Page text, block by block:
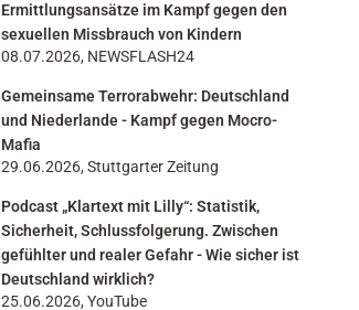
Ermittlungsansätze im Kampf gegen den
sexuellen Missbrauch von Kindern
08.07.2026, NEWSFLASH24
Gemeinsame Terrorabwehr: Deutschland
und Niederlande - Kampf gegen Mocro-
Mafia
29.06.2026, Stuttgarter Zeitung
Podcast „Klartext mit Lilly“: Statistik,
Sicherheit, Schlussfolgerung. Zwischen
gefühlter und realer Gefahr - Wie sicher ist
Deutschland wirklich?
25.06.2026, YouTube